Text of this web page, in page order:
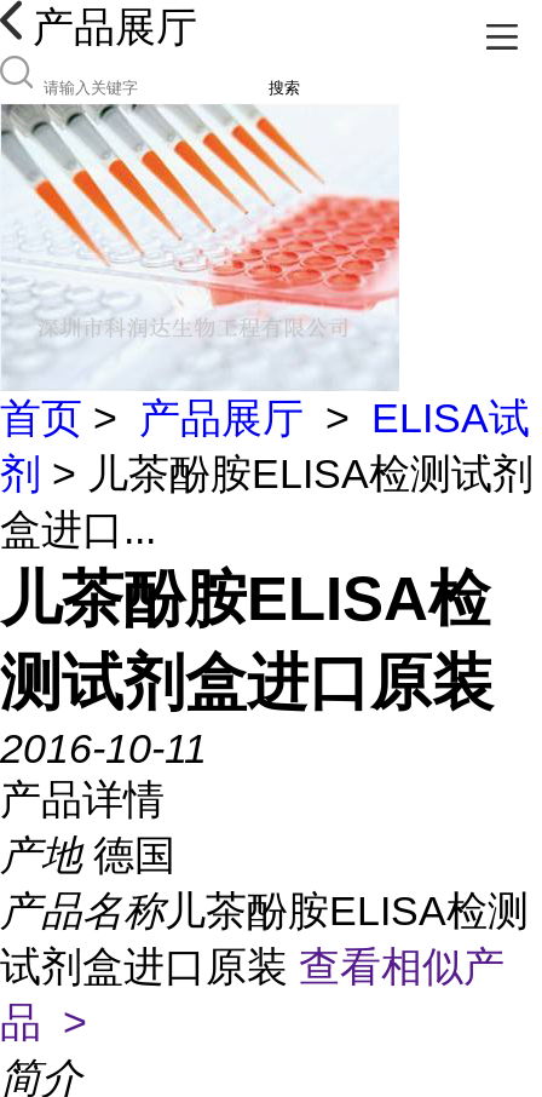
产品展厅
搜索
首页 > 产品展厅 > ELISA试
剂 > 儿茶酚胺ELISA检测试剂
盒进口...
儿茶酚胺ELISA检
测试剂盒进口原装
2016-10-11
产品详情
产地 德国
产品名称儿茶酚胺ELISA检测
试剂盒进口原装 查看相似产
品 >
简介